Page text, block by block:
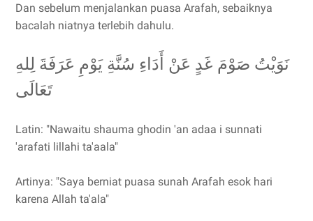
Dan sebelum menjalankan puasa Arafah, sebaiknya
bacalah niatnya terlebih dahulu.
نَوَيْتُ صَوْمَ غَدٍ عَنْ أَدَاءِ سُنَّةِ يَوْمِ عَرَفَةَ لِلهِ
تَعَالَى
Latin: "Nawaitu shauma ghodin 'an adaa i sunnati
'arafati lillahi ta'aala"
Artinya: "Saya berniat puasa sunah Arafah esok hari
karena Allah ta'ala"